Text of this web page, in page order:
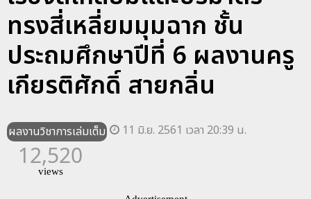
ทรงสี่เหลี่ยมมุมฉาก ชั้น
ประถมศึกษาปีที่ 6 ผลงานครู
เกียรติศักดิ์ สายกลิ่น
ผลงานวิชาการเล่มเต็ม 11 มิ.ย. 2561 เวลา 20:39 น.
12,520
views